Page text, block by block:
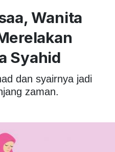
Wanita
Syahid
dan syairnya jadi
zaman.